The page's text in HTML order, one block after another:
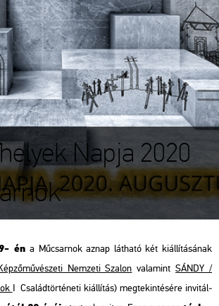
Napja 2020
éna Mű­csar­nok aznap lát­ha­tó két ki­ál­lí­tá­sá­nak
Nem­ze­ti Sza­lon va­la­mintSÁNDY /
ǀCsa­lád­tör­té­ne­ti ki­ál­lí­tás) meg­te­kin­té­sé­re in­vi­tál­